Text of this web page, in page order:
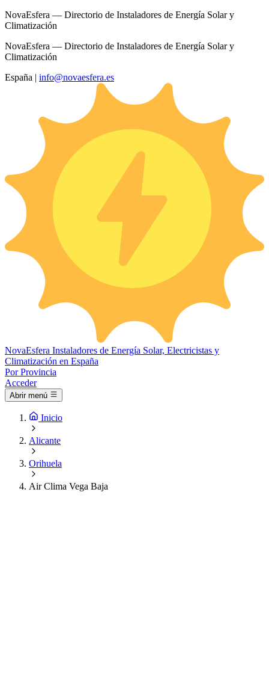
NovaEsfera — Directorio de Instaladores de Energía Solar y
Climatización
NovaEsfera — Directorio de Instaladores de Energía Solar y
Climatización
España | info@novaesfera.es
NovaEsfera Instaladores de Energía Solar, Electricistas y
Climatización en España
Por Provincia
Acceder
Abrir menú
Inicio
Alicante
Orihuela
Air Clima Vega Baja